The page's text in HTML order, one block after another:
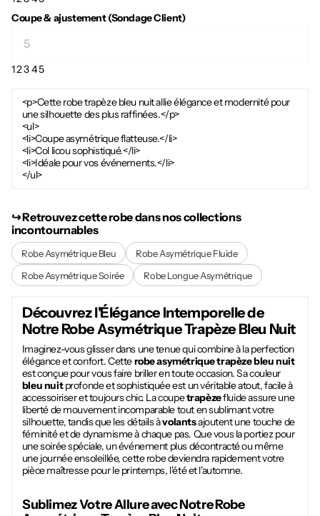
Coupe & ajustement (Sondage Client)
12345
<p>Cette robe trapèze bleu nuit allie élégance et modernité pour
une silhouette des plus raffinées.</p>
<ul>
<li>Coupe asymétrique flatteuse.</li>
<li>Col licou sophistiqué.</li>
<li>Idéale pour vos événements.</li>
</ul>
↪︎ Retrouvez cette robe dans nos collections
incontournables
Robe Asymétrique Bleu
Robe Asymétrique Fluide
Robe Asymétrique Soirée
Robe Longue Asymétrique
Découvrez l'Élégance Intemporelle de
Notre Robe Asymétrique Trapèze Bleu Nuit
Imaginez-vous glisser dans une tenue qui combine à la perfection
élégance et confort. Cetterobe asymétrique trapèze bleu nuit
est conçue pour vous faire briller en toute occasion. Sa couleur
bleu nuitprofonde et sophistiquée est un véritable atout, facile à
accessoiriser et toujours chic. La coupetrapèzefluide assure une
liberté de mouvement incomparable tout en sublimant votre
silhouette, tandis que les détails àvolantsajoutent une touche de
féminité et de dynamisme à chaque pas. Que vous la portiez pour
une soirée spéciale, un événement plus décontracté ou même
une journée ensoleillée, cette robe deviendra rapidement votre
pièce maîtresse pour le printemps, l'été et l'automne.
Sublimez Votre Allure avec NotreRobe